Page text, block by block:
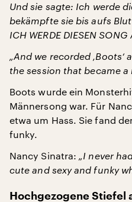
Und sie sagte: Ich werde
bekämpfte sie bis aufs
ICH WERDE DIESEN SONG
„And we recorded
the session that became a
Boots wurde ein
Männersong war. Für
etwa um Hass. Sie fand
funky.
Nancy Sinatra: „I never
cute and sexy and funky
Hochgezogene Stiefel